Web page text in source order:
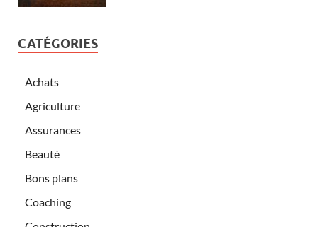
CATÉGORIES
Achats
Agriculture
Assurances
Beauté
Bons plans
Coaching